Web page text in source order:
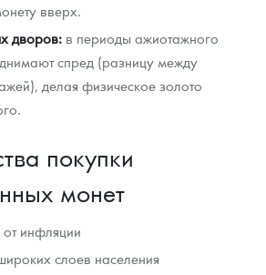
вверх.
дворов: в периоды ажиотажного
спред (разницу между
делая физическое золото
покупки
монет
инфляции
слоев населения